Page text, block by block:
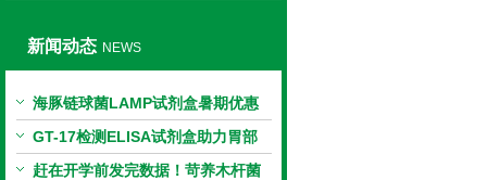
新闻动态 NEWS
海豚链球菌LAMP试剂盒暑期优惠
GT-17检测ELISA试剂盒助力胃部
相关指标样本定量研究
赶在开学前发完数据！苛养木杆菌